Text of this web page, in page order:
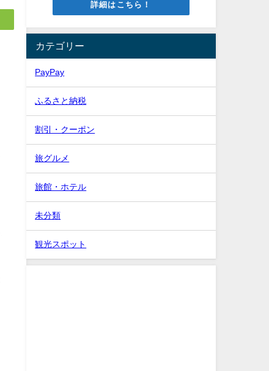
詳細はこちら！
カテゴリー
PayPay
ふるさと納税
割引・クーポン
旅グルメ
旅館・ホテル
未分類
観光スポット